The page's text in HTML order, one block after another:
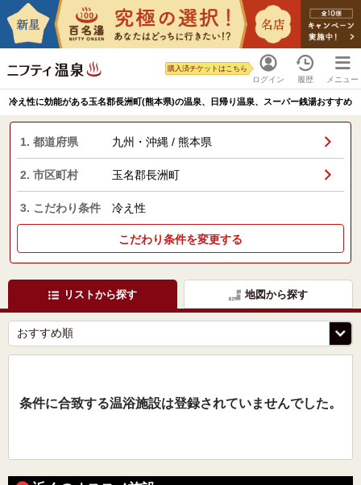
ログイン
購入済チケットはこちら
履歴 メニュー
冷え性に効能がある玉名郡長洲町(熊本県)の温泉、日帰り温泉、スーパー銭湯おすすめ
1. 都道府県 九州・沖縄 / 熊本県
2. 市区町村 玉名郡長洲町
3. こだわり条件 冷え性
こだわり条件を変更する
リストから探す 地図から探す
条件に合致する温浴施設は登録されていませんでした。